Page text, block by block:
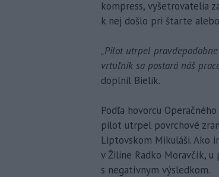
kompress, vyšetrovatelia
k nej došlo pri štarte
„Pilot utrpel
vrtuľník sa postará náš
doplnil Bielik.
Podľa hovorcu
pilot utrpel povrchové
Liptovskom Mikuláši. Ako
v Žiline Radko Moravčík,
s negatívnym výsledkom.